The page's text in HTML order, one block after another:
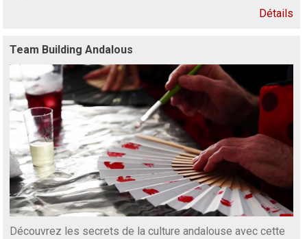
Détails
Team Building Andalous
Découvrez les secrets de la culture andalouse avec cette